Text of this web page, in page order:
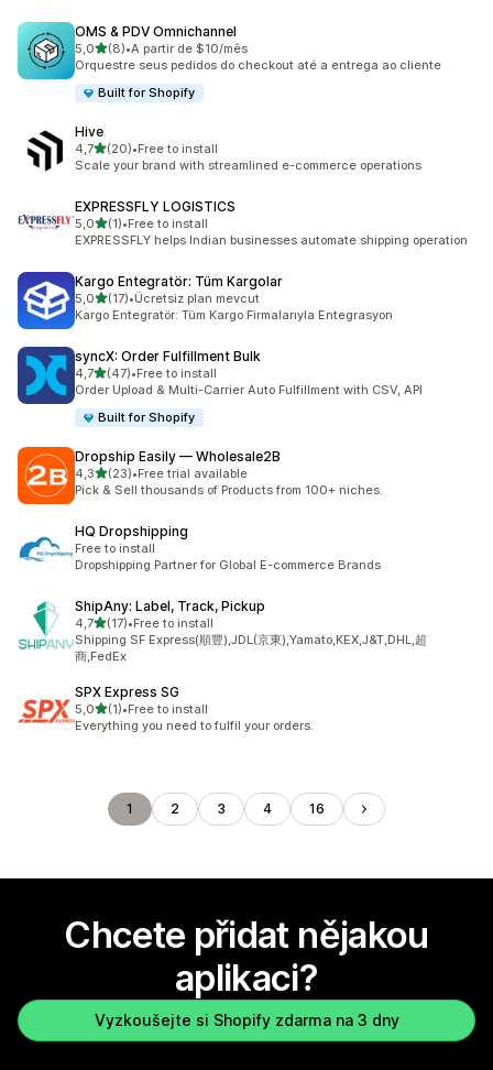
OMS & PDV Omnichannel
5,0z 5 hvězd
(8)
Celkový počet recenzí: 8
•A partir de $10/mês
Orquestre seus pedidos do checkout até a entrega ao cliente
Built for Shopify
Hive
4,7z 5 hvězd
(20)
Celkový počet recenzí: 20
•Free to install
Scale your brand with streamlined e-commerce operations
EXPRESSFLY LOGISTICS
5,0z 5 hvězd
(1)
Celkový počet recenzí: 1
•Free to install
EXPRESSFLY helps Indian businesses automate shipping operation
Kargo Entegratör: Tüm Kargolar
5,0z 5 hvězd
(17)
Celkový počet recenzí: 17
•Ücretsiz plan mevcut
Kargo Entegratör: Tüm Kargo Firmalarıyla Entegrasyon
syncX: Order Fulfillment Bulk
4,7z 5 hvězd
(47)
Celkový počet recenzí: 47
•Free to install
Order Upload & Multi-Carrier Auto Fulfillment with CSV, API
Built for Shopify
Dropship Easily — Wholesale2B
4,3z 5 hvězd
(23)
Celkový počet recenzí: 23
•Free trial available
Pick & Sell thousands of Products from 100+ niches.
HQ Dropshipping
Free to install
Dropshipping Partner for Global E-commerce Brands
ShipAny: Label, Track, Pickup
4,7z 5 hvězd
(17)
Celkový počet recenzí: 17
•Free to install
Shipping SF Express(順豐),JDL(京東),Yamato,KEX,J&T,DHL,超
商,FedEx
SPX Express SG
5,0z 5 hvězd
(1)
Celkový počet recenzí: 1
•Free to install
Everything you need to fulfil your orders.
1 2 3 4 16
Chcete přidat nějakou
aplikaci?
Vyzkoušejte si Shopify zdarma na 3 dny